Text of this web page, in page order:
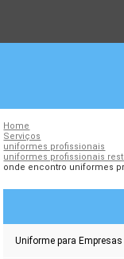
Home
Serviços
uniformes profissionais
uniformes profissionais
onde encontro uniformes
Uniforme para Empresas